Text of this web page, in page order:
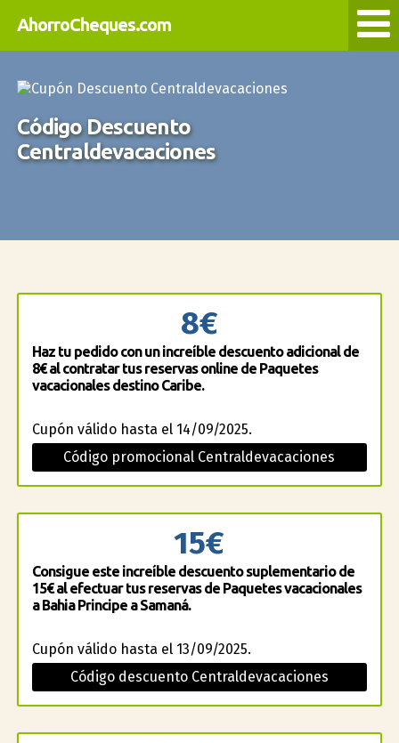
AhorroCheques.com
Código Descuento
Centraldevacaciones
8€
Haz tu pedido con un increíble descuento adicional de
8€ al contratar tus reservas online de Paquetes
vacacionales destino Caribe.
Cupón válido hasta el 14/09/2025.
Código promocional Centraldevacaciones
15€
Consigue este increíble descuento suplementario de
15€ al efectuar tus reservas de Paquetes vacacionales
a Bahia Principe a Samaná.
Cupón válido hasta el 13/09/2025.
Código descuento Centraldevacaciones